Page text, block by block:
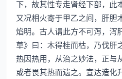
下，故其性专走肾经下部，此
又况相火寄于甲乙之间，肝胆
焰明。古人谓此方不可泻，泻
草》曰：木得桂而枯，乃伐肝
热因热用，从治之妙法，正与
或者畏其热而遗之。宣达造化